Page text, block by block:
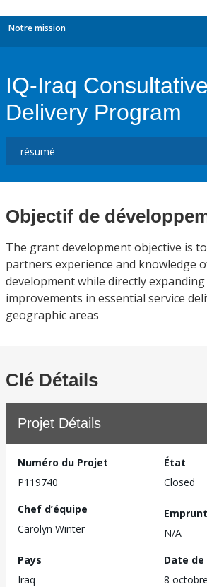
Notre mission
IQ-Iraq
Delivery Program
Objectif de
The grant development objective is
partners experience and knowledge
development while directly
improvements in essential service
geographic areas
Clé Détails
Projet Détails
Numéro du Projet
P119740
État
Closed
Chef d’équipe
Carolyn Winter
N/A
Pays
Iraq
Date
8